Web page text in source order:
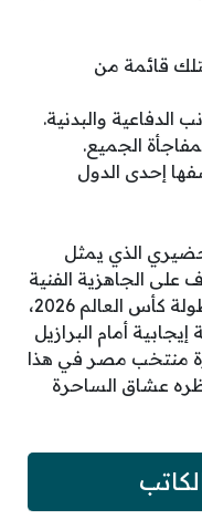
قائمة من
الدفاعية والبدنية.
الجميع.
إحدى الدول
الذي يمثل
على الجاهزية الفنية
قبل دخول المنافسات الرسمية لبطولة كأس العالم 2026،
أمام البرازيل
منتخب مصر في هذا
عشاق الساحرة